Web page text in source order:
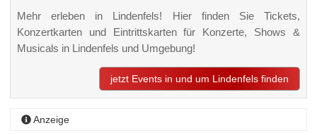
Mehr erleben in Lindenfels! Hier finden Sie Tickets,
Konzertkarten und Eintrittskarten für Konzerte, Shows &
Musicals in Lindenfels und Umgebung!
jetzt Events in und um Lindenfels finden
Anzeige